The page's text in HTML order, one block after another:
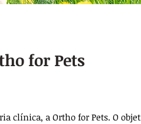
for Pets
clínica, a Ortho for Pets. O